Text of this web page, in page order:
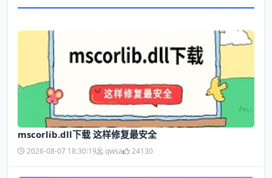
mscorlib.dll下载 这样修复最安全
2026-08-07 18:30:19 qwsa 24130